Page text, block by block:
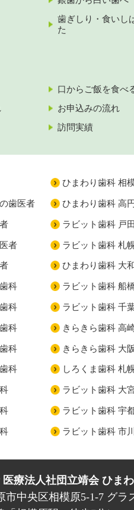
歯ぎしり・食いし
た
口からご飯を食べ
お申込みの流れ
訪問実績
ひまわり歯科 相
歯医者 ひまわり歯科 高
ラビット歯科 戸
者 ラビット歯科 札
ひまわり歯科 大
科 ラビット歯科 船
科 ラビット歯科 千
科 きらきら歯科 高
科 きらきら歯科 大
科 しろくま歯科 札
ラビット歯科 大
ラビット歯科 宇
ラビット歯科 市
療法人社団立靖会 ひま
市中央区相模原5-1-7 グラ